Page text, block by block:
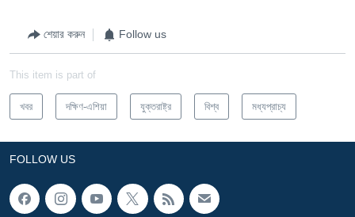
শেয়ার করুন Follow us
This item is part of
খবর দক্ষিণ-এশিয়া যুক্তরাষ্ট্র বিশ্ব মধ্যপ্রাচ্য
FOLLOW US